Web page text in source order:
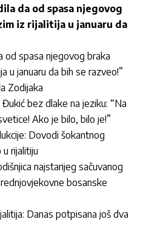
da od spasa njegovog
iz rijalitija u januaru da
od spasa njegovog braka
u januaru da bih se razveo!”
Zodijaka
bez dlake na jeziku: “Na
Ako je bilo, bilo je!”
Dovodi šokantnog
rijalitiju
najstarijeg sačuvanog
bosanske
Danas potpisana još dva